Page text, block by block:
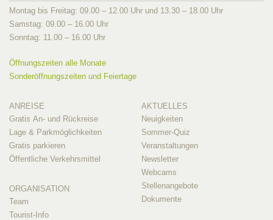
Montag bis Freitag: 09.00 – 12.00 Uhr und 13.30 – 18.00 Uhr
Samstag: 09.00 – 16.00 Uhr
Sonntag: 11.00 – 16.00 Uhr
Öffnungszeiten alle Monate
Sonderöffnungszeiten und Feiertage
ANREISE
Gratis An- und Rückreise
Lage & Parkmöglichkeiten
Gratis parkieren
Öffentliche Verkehrsmittel
ORGANISATION
Team
Tourist-Info
AKTUELLES
Neuigkeiten
Sommer-Quiz
Veranstaltungen
Newsletter
Webcams
Stellenangebote
Dokumente